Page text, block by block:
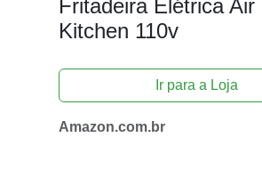
Fritadeira Elétrica
Kitchen 110v
Ir para a Loja
Amazon.com.br